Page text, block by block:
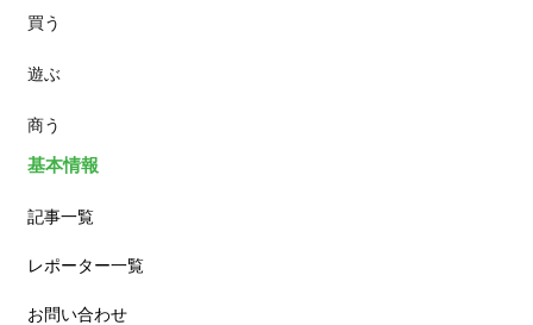
ランチ
カフェ
買う
遊ぶ
商う
基本情報
記事一覧
レポーター一覧
お問い合わせ